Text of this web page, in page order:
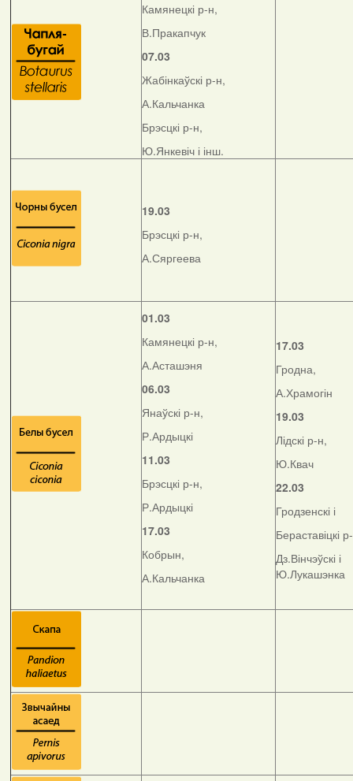
Камянецкі р-н,
В.Пракапчук
07.03
Жабінкаўскі р-н,
А.Кальчанка
Брэсцкі р-н,
Ю.Янкевіч і інш.
19.03
Брэсцкі р-н,
А.Сяргеева
01.03
Камянецкі р-н,
А.Асташэня
06.03
Янаўскі р-н,
Р.Ардыцкі
11.03
Брэсцкі р-н,
Р.Ардыцкі
17.03
Кобрын,
А.Кальчанка
17.03
Гродна,
А.Храмогін
19.03
Лідскі р-н,
Ю.Квач
22.03
Гродзенскі і
Бераставіцкі
Дз.Вінчэўскі і
Ю.Лукашэнка